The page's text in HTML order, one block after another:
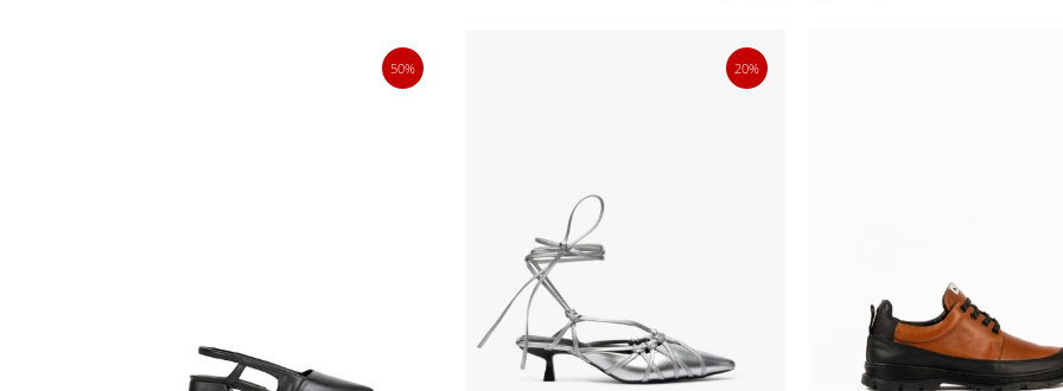
20%
50%